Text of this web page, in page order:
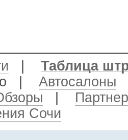
Таблица
Автосалоны
Сочи